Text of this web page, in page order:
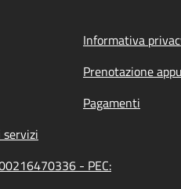
Informativa
Prenotazione
Pagamenti
- PEC: